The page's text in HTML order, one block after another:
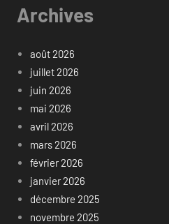
Archives
août 2026
juillet 2026
juin 2026
mai 2026
avril 2026
mars 2026
février 2026
janvier 2026
décembre 2025
novembre 2025